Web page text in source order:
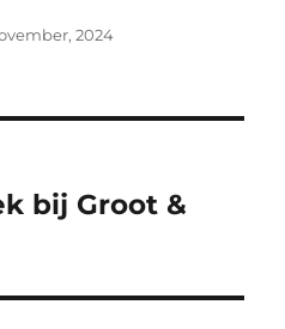
2024
bij Groot &